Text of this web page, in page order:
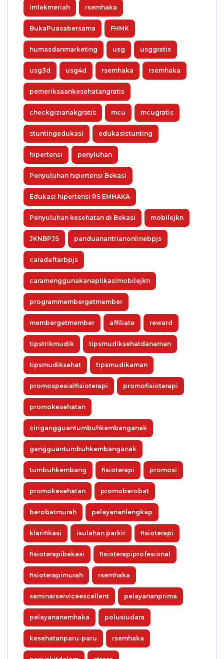
imlekmeriah rsemhaka
BukaPuasabersama FHMK
humasdanmarketing usg usggratis
usg3d usg4d rsemhaka rsemhaka
pemeriksaankesehatangratis
checkgizianakgratis mcu mcugratis
stuntingedukasi edukasistunting
hipertensi penyluhan
Penyuluhan hipertensi Bekasi
Edukasi hipertensi RS EMHAKA
Penyuluhan kesehatan di Bekasi mobilejkn
JKNBPJS panduanantrianonlinebpjs
caradaftarbpjs
caramenggunakanaplikasimobilejkn
programmembergetmember
membergetmember affiliate reward
tipstrikmudik tipsmudiksehatdanaman
tipsmudiksehat tipsmudikaman
promospesialfisioterapi promofisioterapi
promokesehatan
cirigangguantumbuhkembanganak
gangguantumbuhkembanganak
tumbuhkembang fisioterapi promosi
promokesehatan promoberobat
berobatmurah pelayananlengkap
klarifikasi isulahan parkir fisioterapi
fisioterapibekasi fisioterapiprofesional
fisioterapimurah rsemhaka
seminarserviceexcellent pelayananprima
pelayananemhaka polusiudara
kesehatanparu-paru rsemhaka